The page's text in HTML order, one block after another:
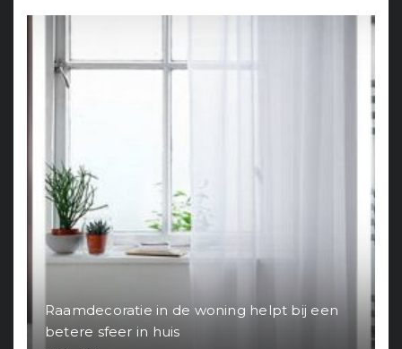
Raamdecoratie in de woning helpt bij een
betere sfeer in huis